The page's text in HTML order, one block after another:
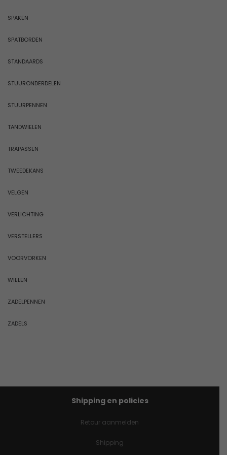
SPAKEN
SPATBORDEN
STANDAARDS
STUURONDERDELEN
STUURPENNEN
TANDWIELEN
TRAPASSEN
TWEEDEKANS
VELGEN
VERLICHTING
VERSTELLERS
VOORVORKEN
WIELEN
ZADELPENNEN
ZADELS
Shipping en policies
Retour aanmelden
Shipping